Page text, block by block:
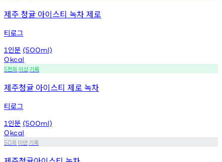
제주 청귤 아이스티 녹차 제로
티로그
1 인분 (500ml)
0kcal
5천회 이상기록
제주청귤 아이스티 제로 녹차
티로그
1 인분 (500ml)
0kcal
50회 미만기록